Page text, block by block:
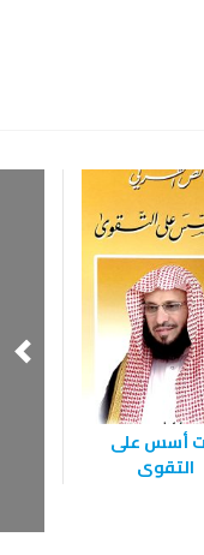
أسس على
التقوى